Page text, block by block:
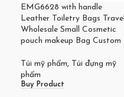
EMG6628 with handle
Leather Toiletry Bags Travel
Wholesale Small Cosmetic
pouch makeup Bag Custom
Túi mỹ phẩm, Túi đựng mỹ
phẩm
Buy Product